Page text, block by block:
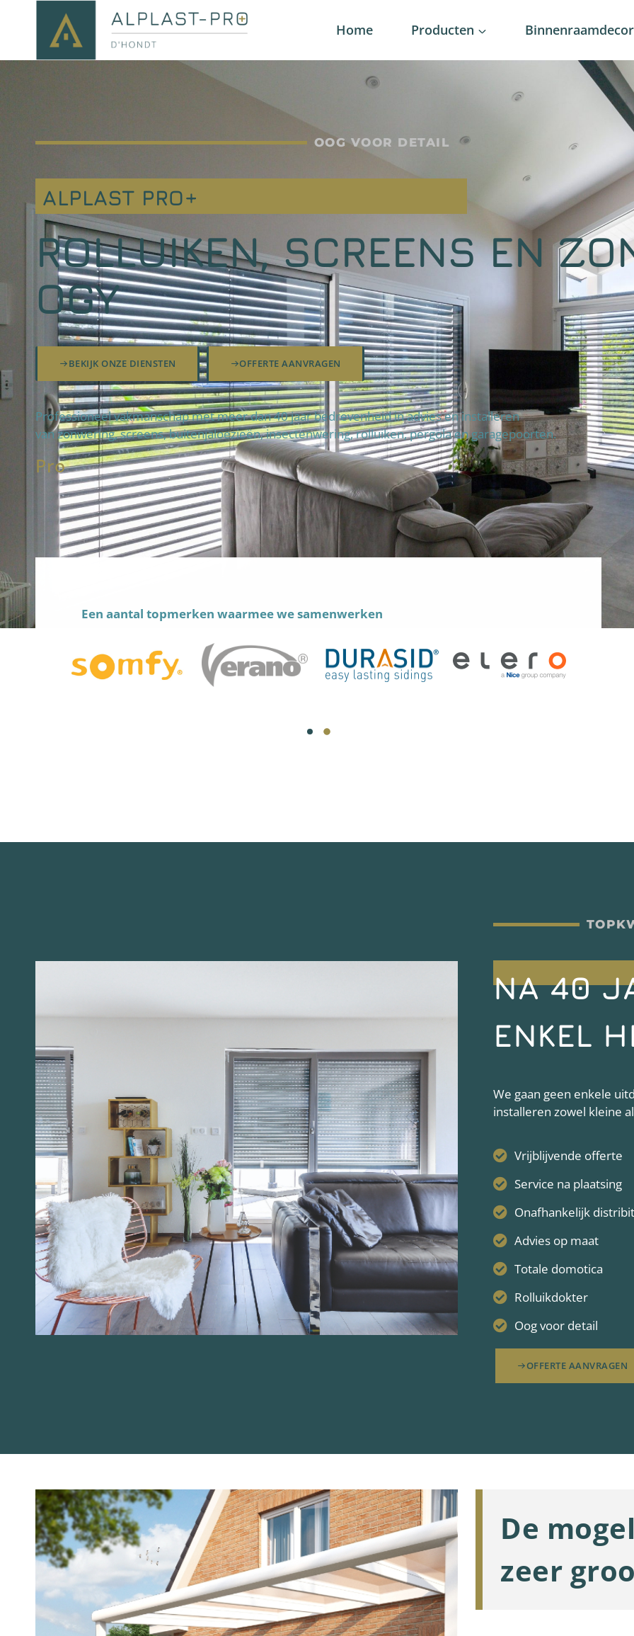
Home Producten
OOG VOOR DETAIL
ALPLAST PRO+
ROLLUIKEN, SCREENS EN
OGY
BEKIJK ONZE DIENSTEN OFFERTE AANVRAGEN
Professioneel vakmanschap met meer dan 40 jaar bedrevenheid in advies en installeren
van zonwering, screens, buitenjaloezieën, insectenwering, rolluiken, pergola en garagepoorten.
Profteam
Een aantal topmerken waarmee we samenwerken
NA 40
ENKEL
We gaan geen enkele
installeren zowel kleine
Vrijblijvende offerte
Service na plaatsing
Onafhankelijk
Advies op maat
Totale domotica
Rolluikdokter
Oog voor detail
OFFERTE AANVRAGEN
De
zeer